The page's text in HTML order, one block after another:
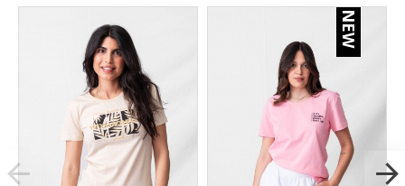
NEW